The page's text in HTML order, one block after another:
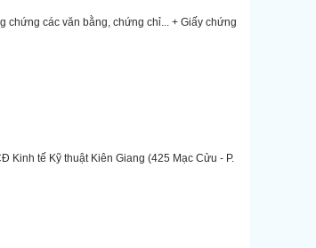
chứng các văn bằng, chứng chỉ... + Giấy chứng
Kinh tế Kỹ thuật Kiên Giang (425 Mạc Cửu - P.